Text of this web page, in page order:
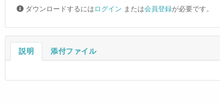
ダウンロードするにはログイン または会員登録が必要です。
説明 添付ファイル